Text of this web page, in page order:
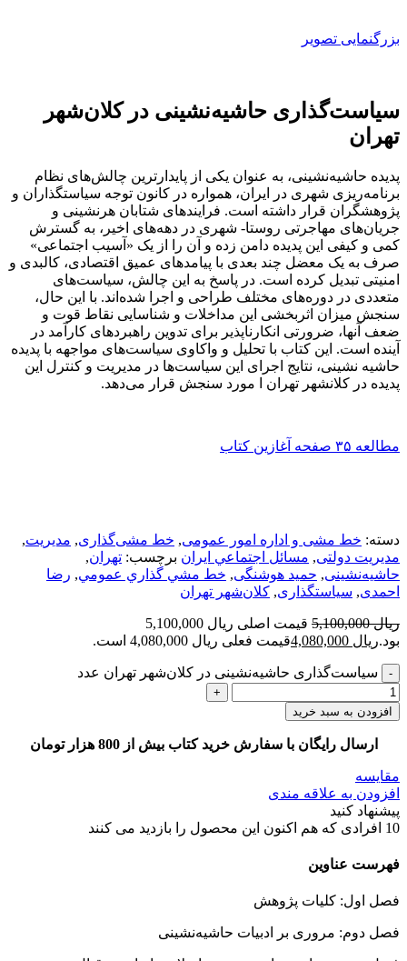
بزرگنمایی تصویر
سیاست‌گذاری حاشیه‌نشینی در کلان‌شهر
تهران
پدیده حاشیه‌نشینی، به عنوان یکی از پایدارترین چالش‌های نظام
برنامه‌ریزی شهری در ایران، همواره در کانون توجه سیاستگذاران و
پژوهشگران قرار داشته است. فرایندهای شتابان هرنشینی و
جریان‌های مهاجرتی روستا- شهری در دهه‌های اخیر، به گسترش
کمی و کیفی این پدیده دامن زده و آن را از یک «آسیب اجتماعی»
صرف به یک معضل چند بعدی با پیامدهای عمیق اقتصادی، کالبدی و
امنیتی تبدیل کرده است. در پاسخ به این چالش، سیاست‌های
متعددی در دوره‌های مختلف طراحی و اجرا شده‌اند. با این حال،
سنجش میزان اثربخشی این مداخلات و شناسایی نقاط قوت و
ضعف آنها، ضرورتی انکارناپذیر برای تدوین راهبردهای کارآمد در
آینده است. این کتاب با تحلیل و واکاوی سیاست‌های مواجهه با پدیده
حاشیه نشینی، نتایج اجرای این سیاست‌ها در مدیریت و کنترل این
پدیده در کلانشهر تهران ا مورد سنجش قرار می‌دهد.
مطالعه ۳۵ صفحه آغازین کتاب
دسته: خط مشی و اداره امور عمومی, خط مشی‌گذاری, مديريت,
مدیریت دولتی, مسائل اجتماعي ايران برچسب: تهران,
حاشیه‌نشینی, حمید هوشنگی, خط مشي گذاري عمومي, رضا
احمدی, سیاستگذاری, کلان‌شهر تهران
ریال5,100,000
قیمت اصلی ریال 5,100,000
بود.ریال قیمت فعلی ریال 4,080,000 است.
سیاست‌گذاری حاشیه‌نشینی در کلان‌شهر تهران عدد
افزودن به سبد خرید
ارسال رایگان با سفارش خرید کتاب بیش از 800 هزار تومان
مقایسه
افزودن به علاقه مندی
پیشنهاد کنید
10 افرادی که هم اکنون این محصول را بازدید می کنند
فهرست عناوین
فصل اول: کلیات پژوهش
فصل دوم: مروری بر ادبیات حاشیه‌نشینی